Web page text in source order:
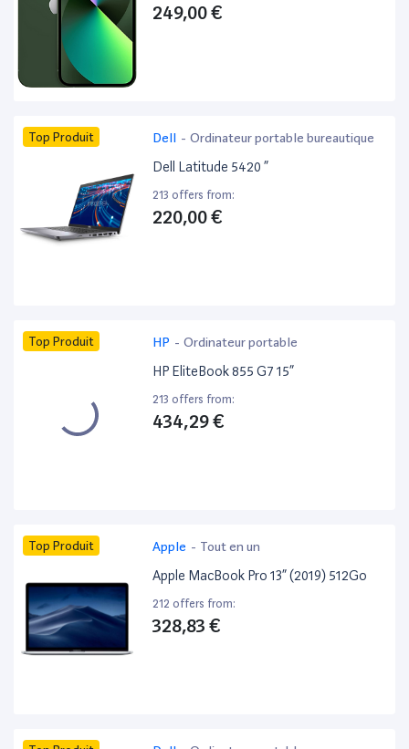
249,00 €
Top Produit Dell - Ordinateur portable bureautique
Dell Latitude 5420 ”
213 offers from:
220,00 €
Top Produit HP - Ordinateur portable
HP EliteBook 855 G7 15”
213 offers from:
434,29 €
Top Produit Apple - Tout en un
Apple MacBook Pro 13” (2019) 512Go
212 offers from:
328,83 €